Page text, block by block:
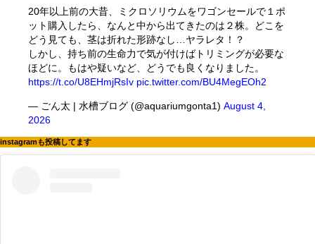
20年以上前の大昔、ミクロソリウムをワゴンセールで１ポ
ット購入したら、なんと中から出てきたのは２株。どこを
どう見ても、茎は折れた形跡なし…ヤラレタ！？
しかし、持ち前の生命力で気が付けばトリミングが必要な
ほどに。もはや疑いなど、どうでも良くなりました。
https://t.co/U8EHmjRsIv pic.twitter.com/BU4MegEOh2
— ごん太 | 水槽ブログ (@aquariumgonta1) August 4,
2026
instagramも投稿してます